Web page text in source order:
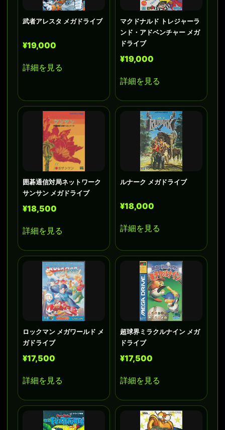
武者アレスタ メガドライブ
¥19,000
詳細を見る
マクドナルド トレジャーラ
ンド・アドベンチャー メガ
ドライブ
¥19,000
詳細を見る
囲碁通信対局ネットワーク
サンサン メガドライブ
¥18,500
詳細を見る
ルナーク メガドライブ
¥18,000
詳細を見る
ロックマン メガワールド メ
ガドライブ
¥17,500
詳細を見る
超球界ミラクルナイン メガ
ドライブ
¥17,500
詳細を見る